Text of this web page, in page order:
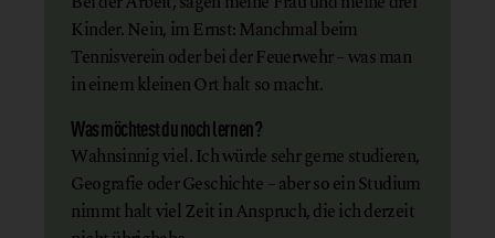
Kinder. Nein, im Ernst: Manchmal beim
Tennisverein oder bei der Feuerwehr – was man
in einem kleinen Ort halt so macht.
Was möchtest du noch lernen?
Wahnsinnig viel. Ich würde sehr gerne studieren,
Geografie oder Geschichte – aber so ein Studium
nimmt halt viel Zeit in Anspruch, die ich derzeit